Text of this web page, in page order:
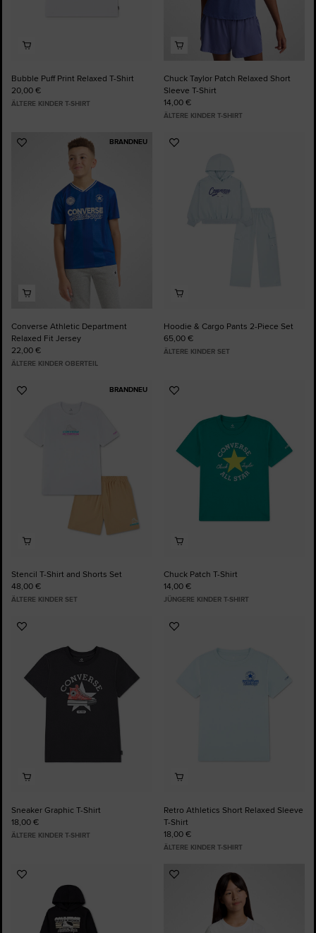
Bubble Puff Print Relaxed T-Shirt
20,00 €
ÄLTERE KINDER T-SHIRT
Chuck Taylor Patch Relaxed Short
Sleeve T-Shirt
14,00 €
ÄLTERE KINDER T-SHIRT
BRANDNEU
Zu
hinzufügen
Converse Athletic Department
Relaxed Fit Jersey
22,00 €
ÄLTERE KINDER OBERTEIL
Zu
hinzufügen
Hoodie & Cargo Pants 2-Piece Set
65,00 €
ÄLTERE KINDER SET
BRANDNEU
Zu
Stencil T-Shirt and Shorts Set
48,00 €
ÄLTERE KINDER SET
Zu
hinzufügen
Chuck Patch T-Shirt
14,00 €
JÜNGERE KINDER T-SHIRT
Zu
hinzufügen
Sneaker Graphic T-Shirt
18,00 €
ÄLTERE KINDER T-SHIRT
Zu
Retro Athletics Short Relaxed Sleeve
T-Shirt
18,00 €
ÄLTERE KINDER T-SHIRT
Zu
Favoriten
hinzufügen
Zu
hinzufügen